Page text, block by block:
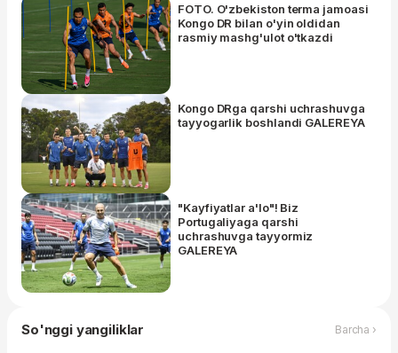
FOTO. O'zbekiston terma jamoasi
Kongo DR bilan o'yin oldidan
rasmiy mashg'ulot o'tkazdi
Kongo DRga qarshi uchrashuvga
tayyogarlik boshlandi GALEREYA
"Kayfiyatlar a'lo"! Biz
Portugaliyaga qarshi
uchrashuvga tayyormiz
GALEREYA
So'nggi yangiliklar Barcha ›